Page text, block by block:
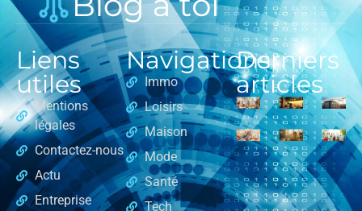
Liens
utiles
Mentions
légales
Contactez-nous
Actu
Entreprise
Navigations
Immo
Loisirs
Maison
Mode
Santé
Tech
Derniers
articles